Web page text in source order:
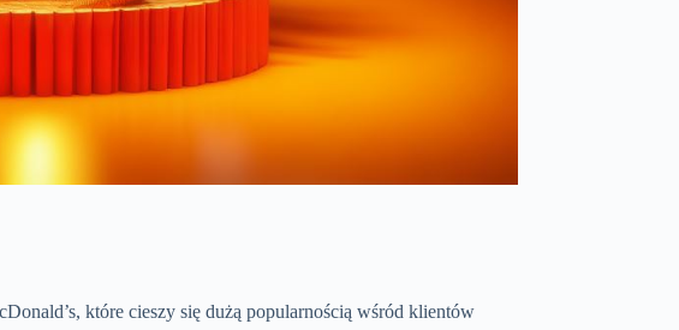
które cieszy się dużą popularnością wśród klientów